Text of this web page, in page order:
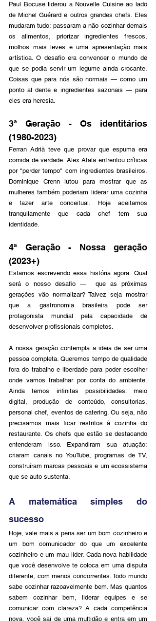
Paul Bocuse liderou a Nouvelle Cuisine ao lado
de Michel Guérard e outros grandes chefs. Eles
mudaram tudo: passaram a não cozinhar demais
os alimentos, priorizar ingredientes frescos,
molhos mais leves e uma apresentação mais
artística. O desafio era convencer o mundo de
que se podia servir um legume ainda crocante.
Coisas que para nós são normais — como um
ponto al dente e ingredientes sazonais — para
eles era heresia.
3ª Geração - Os identitários
(1980-2023)
Ferran Adrià teve que provar que espuma era
comida de verdade. Alex Atala enfrentou críticas
por "perder tempo" com ingredientes brasileiros.
Dominique Crenn lutou para mostrar que as
mulheres também poderiam liderar uma cozinha
e fazer arte conceitual. Hoje aceitamos
tranquilamente que cada chef tem sua
identidade.
4ª Geração - Nossa geração
(2023+)
Estamos escrevendo essa história agora. Qual
será o nosso desafio —  que as próximas
gerações vão normalizar? Talvez seja mostrar
que a gastronomia brasileira pode ser
protagonista mundial pela capacidade de
desenvolver profissionais completos.
A nossa geração contempla a ideia de ser uma
pessoa completa. Queremos tempo de qualidade
fora do trabalho e liberdade para poder escolher
onde vamos trabalhar por conta do ambiente.
Ainda temos infinitas possibilidades: meio
digital, produção de conteúdo, consultorias,
personal chef, eventos de catering. Ou seja, não
precisamos mais ficar restritos à cozinha do
restaurante. Os chefs que estão se destacando
entenderam isso. Expandiram sua atuação:
criaram canais no YouTube, programas de TV,
construíram marcas pessoais e um ecossistema
que se auto sustenta.
A matemática simples do
sucesso
Hoje, vale mais a pena ser um bom cozinheiro e
um bom comunicador do que um excelente
cozinheiro e um mau líder. Cada nova habilidade
que você desenvolve te coloca em uma disputa
diferente, com menos concorrentes. Todo mundo
sabe cozinhar razoavelmente bem. Mas quantos
sabem cozinhar bem, liderar equipes e se
comunicar com clareza? A cada competência
nova, você sai de uma multidão e entra em um